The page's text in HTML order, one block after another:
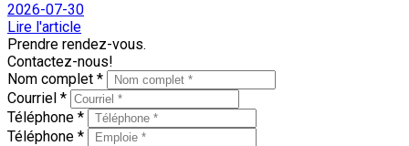
2026-07-30
Lire l'article
Prendre rendez-vous.
Contactez-nous!
Nom complet *
Courriel *
Téléphone *
Téléphone *